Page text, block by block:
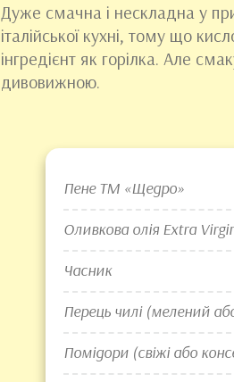
Дуже смачна і нескладна у
італійської кухні, тому що
інгредієнт як горілка. Але
дивовижною.
Пене ТМ «Щедро»
Оливкова олія Extra
Часник
Перець чилі (мелений
Помідори (свіжі або